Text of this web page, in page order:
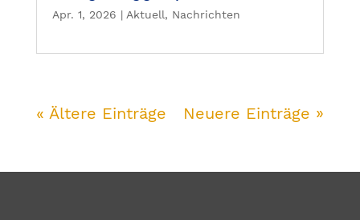
Apr. 1, 2026 | Aktuell, Nachrichten
« Ältere Einträge Neuere Einträge »